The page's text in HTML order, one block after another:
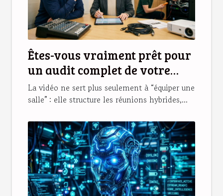
Êtes-vous vraiment prêt pour
un audit complet de votre
parc audiovisuel ?
La vidéo ne sert plus seulement à “équiper une
salle” : elle structure les réunions hybrides,...